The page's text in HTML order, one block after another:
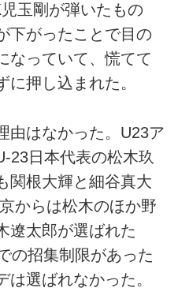
玉剛が弾いたもの
下がったことで目の
なっていて、慌てて
押し込まれた。
はなかった。U23ア
23日本代表の松木玖
関根大輝と細谷真大
からは松木のほか野
遼太郎が選ばれた
の招集制限があった
選ばれなかった。